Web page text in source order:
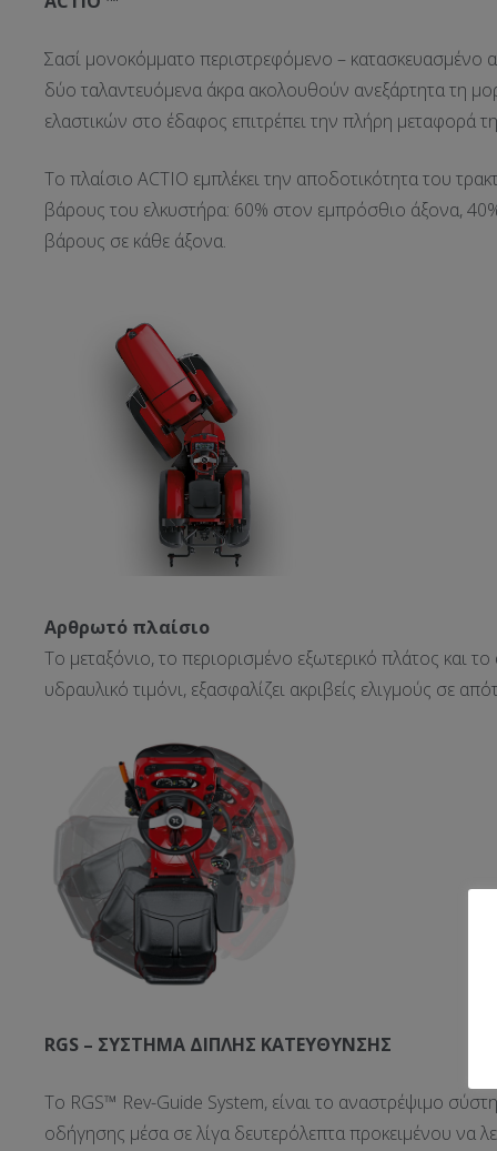
Σασί μονοκόμματο περιστρεφόμενο – κατασκευασμένο
δύο ταλαντευόμενα άκρα ακολουθούν ανεξάρτητα τη
ελαστικών στο έδαφος επιτρέπει την πλήρη μεταφορά
Το πλαίσιο ACTIO εμπλέκει την αποδοτικότητα του
βάρους του ελκυστήρα: 60% στον εμπρόσθιο άξονα,
βάρους σε κάθε άξονα.
Αρθρωτό πλαίσιο
Το μεταξόνιο, το περιορισμένο εξωτερικό πλάτος και
υδραυλικό τιμόνι, εξασφαλίζει ακριβείς ελιγμούς σε
RGS – ΣΥΣΤΗΜΑ ΔΙΠΛΗΣ ΚΑΤΕΥΘΥΝΣΗΣ
Το RGS™ Rev-Guide System, είναι το αναστρέψιμο
οδήγησης μέσα σε λίγα δευτερόλεπτα προκειμένου να